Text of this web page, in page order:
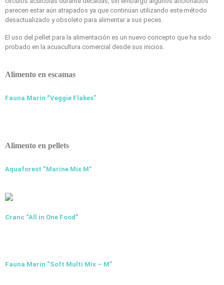
parecen estar aún atrapados ya que continúan utilizando este método
desactualizado y obsoleto para alimentar a sus peces.
El uso del pellet para la alimentación es un nuevo concepto que ha sido
probado en la acuacultura comercial desde sus inicios.
Alimento en escamas
Fauna Marin “Veggie Flakes”
Alimento en pellets
Aquaforest “Marine Mix M”
Cranc “All in One Food”
Fauna Marin “Soft Multi Mix – M”